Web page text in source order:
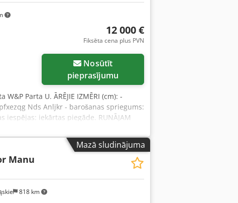
12 000 €
Fiksēta cena plus PVN
pieprasījumu
Parta U. ĀRĒJIE IZMĒRI (cm): -
Nds Anljkr - barošanas spriegums:
iespējas: iekārtas piegāde. RUNĀJAM
Mazā sludinājuma
818 km
Manu